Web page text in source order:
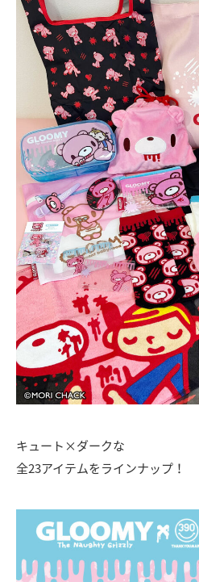
キュート×ダークな
全23アイテムをラインナップ！